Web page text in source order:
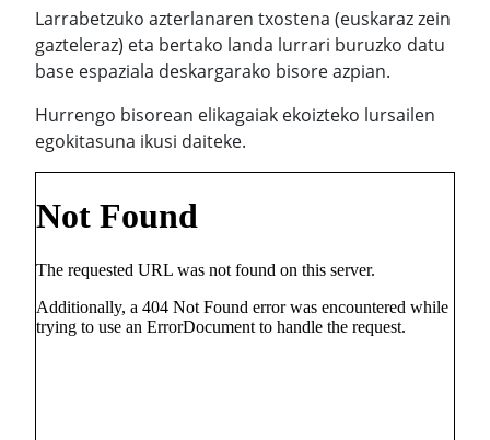
Larrabetzuko azterlanaren txostena (euskaraz zein
gazteleraz) eta bertako landa lurrari buruzko datu
base espaziala deskargarako bisore azpian.
Hurrengo bisorean elikagaiak ekoizteko lursailen
egokitasuna ikusi daiteke.